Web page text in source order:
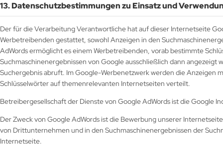
13. Datenschutzbestimmungen zu Einsatz und
Der für die Verarbeitung Verantwortliche hat auf dieser Internetseite
Werbetreibenden gestattet, sowohl Anzeigen in den
AdWords ermöglicht es einem Werbetreibenden, vorab bestimmte
Suchmaschinenergebnissen von Google ausschließlich dann
Suchergebnis abruft. Im Google-Werbenetzwerk werden die
Schlüsselwörter auf themenrelevanten Internetseiten verteilt.
Betreibergesellschaft der Dienste von Google AdWords ist die Google
Der Zweck von Google AdWords ist die Bewerbung unserer
von Drittunternehmen und in den Suchmaschinenergebnissen der
Internetseite.